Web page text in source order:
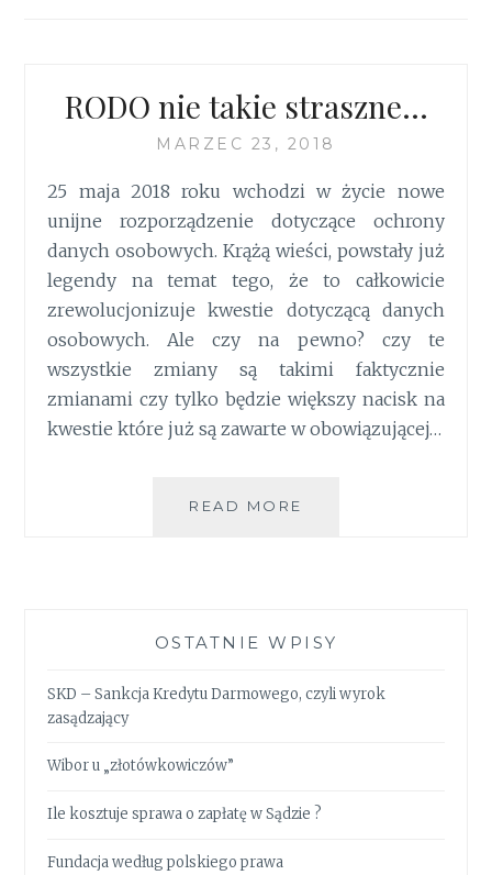
RODO nie takie straszne…
MARZEC 23, 2018
25 maja 2018 roku wchodzi w życie nowe
unijne rozporządzenie dotyczące ochrony
danych osobowych. Krążą wieści, powstały już
legendy na temat tego, że to całkowicie
zrewolucjonizuje kwestie dotyczącą danych
osobowych. Ale czy na pewno? czy te
wszystkie zmiany są takimi faktycznie
zmianami czy tylko będzie większy nacisk na
kwestie które już są zawarte w obowiązującej…
READ MORE
OSTATNIE WPISY
SKD – Sankcja Kredytu Darmowego, czyli wyrok
zasądzający
Wibor u „złotówkowiczów”
Ile kosztuje sprawa o zapłatę w Sądzie ?
Fundacja według polskiego prawa